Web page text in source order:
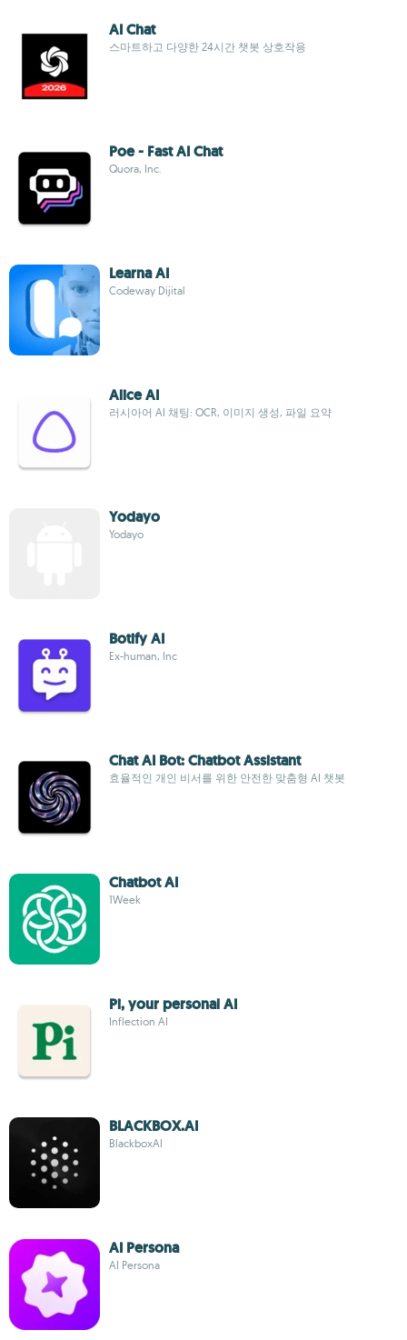
AI Chat
스마트하고 다양한 24시간 챗봇 상호작용
Poe - Fast AI Chat
Quora, Inc.
Learna AI
Codeway Dijital
Alice AI
러시아어 AI 채팅: OCR, 이미지 생성, 파일 요약
Yodayo
Yodayo
Botify AI
Ex-human, Inc
Chat AI Bot: Chatbot Assistant
효율적인 개인 비서를 위한 안전한 맞춤형 AI 챗봇
Chatbot AI
1Week
Pi, your personal AI
Inflection AI
BLACKBOX.AI
BlackboxAI
AI Persona
AI Persona